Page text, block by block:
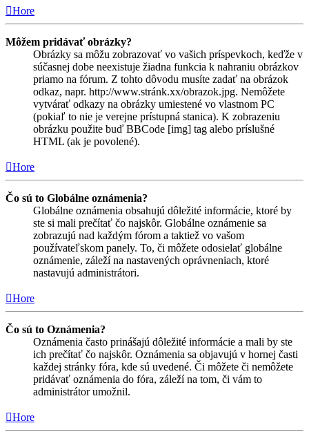
Hore
Môžem pridávať obrázky?
Obrázky sa môžu zobrazovať vo vašich príspevkoch, keďže v
súčasnej dobe neexistuje žiadna funkcia k nahraniu obrázkov
priamo na fórum. Z tohto dôvodu musíte zadať na obrázok
odkaz, napr. http://www.stránk.xx/obrazok.jpg. Nemôžete
vytvárať odkazy na obrázky umiestené vo vlastnom PC
(pokiaľ to nie je verejne prístupná stanica). K zobrazeniu
obrázku použite buď BBCode [img] tag alebo príslušné
HTML (ak je povolené).
Hore
Čo sú to Globálne oznámenia?
Globálne oznámenia obsahujú dôležité informácie, ktoré by
ste si mali prečítať čo najskôr. Globálne oznámenie sa
zobrazujú nad každým fórom a taktiež vo vašom
používateľskom panely. To, či môžete odosielať globálne
oznámenie, záleží na nastavených oprávneniach, ktoré
nastavujú administrátori.
Hore
Čo sú to Oznámenia?
Oznámenia často prinášajú dôležité informácie a mali by ste
ich prečítať čo najskôr. Oznámenia sa objavujú v hornej časti
každej stránky fóra, kde sú uvedené. Či môžete či nemôžete
pridávať oznámenia do fóra, záleží na tom, či vám to
administrátor umožnil.
Hore